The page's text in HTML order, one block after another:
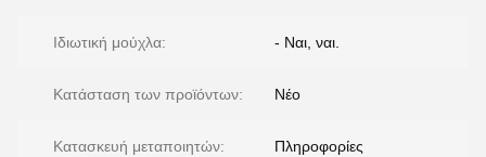
Ιδιωτική μούχλα: - Ναι, ναι.
Κατάσταση των προϊόντων: Νέο
Κατασκευή μεταποιητών: Πληροφορίες